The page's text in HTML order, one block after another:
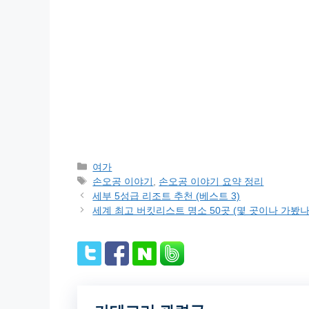
Categories
여가
Tags
손오공 이야기
손오공 이야기 요약 정리
세부 5성급 리조트 추천 (베스트 3)
세계 최고 버킷리스트 명소 50곳 (몇 곳이나 가봤